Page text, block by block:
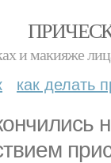
и макияже
как делать